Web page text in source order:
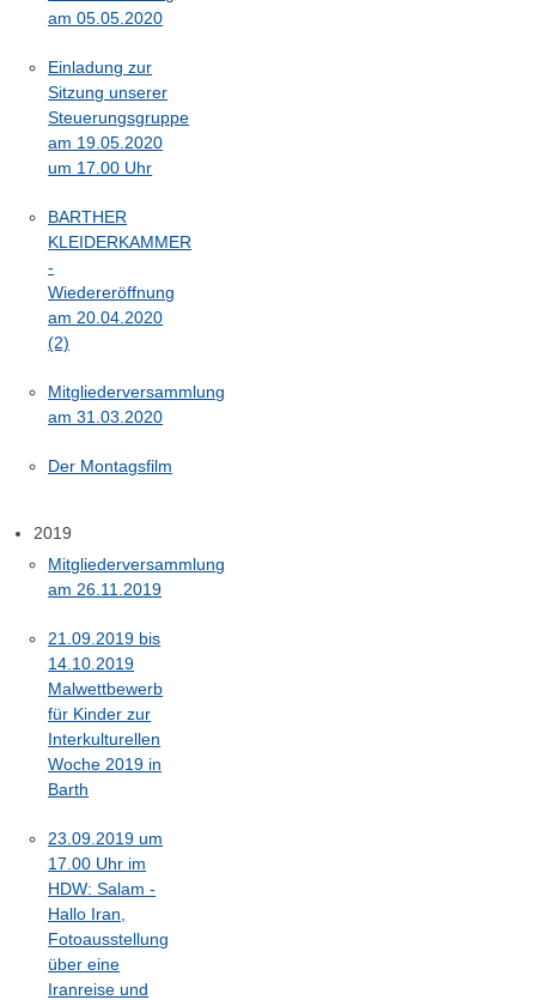
am 05.05.2020
Einladung zur
Sitzung unserer
Steuerungsgruppe
am 19.05.2020
um 17.00 Uhr
BARTHER
KLEIDERKAMMER
-
Wiedereröffnung
am 20.04.2020
(2)
Mitgliederversammlung
am 31.03.2020
Der Montagsfilm
2019
Mitgliederversammlung
am 26.11.2019
21.09.2019 bis
14.10.2019
Malwettbewerb
für Kinder zur
Interkulturellen
Woche 2019 in
Barth
23.09.2019 um
17.00 Uhr im
HDW: Salam -
Hallo Iran,
Fotoausstellung
über eine
Iranreise und